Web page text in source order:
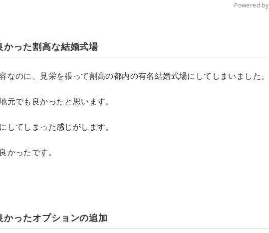
t
e
Powered by
かった割高な結婚式場
なのに、見栄を張って割高の都内の有名結婚式場にしてしまいました。
元でも良かったと思います。
してしまった感じがします。
かったです。
かったオプションの追加